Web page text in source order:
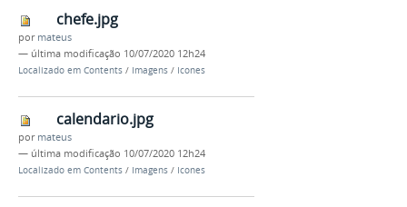
chefe.jpg
por mateus
— última modificação 10/07/2020 12h24
Localizado em Contents / Imagens / Icones
calendario.jpg
por mateus
— última modificação 10/07/2020 12h24
Localizado em Contents / Imagens / Icones